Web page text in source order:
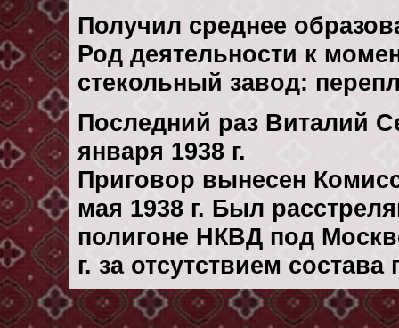
Получил среднее
Род деятельности к
стекольный завод:
Последний раз Виталий
января 1938 г.
Приговор вынесен
мая 1938 г. Был
полигоне НКВД под
г. за отсутствием